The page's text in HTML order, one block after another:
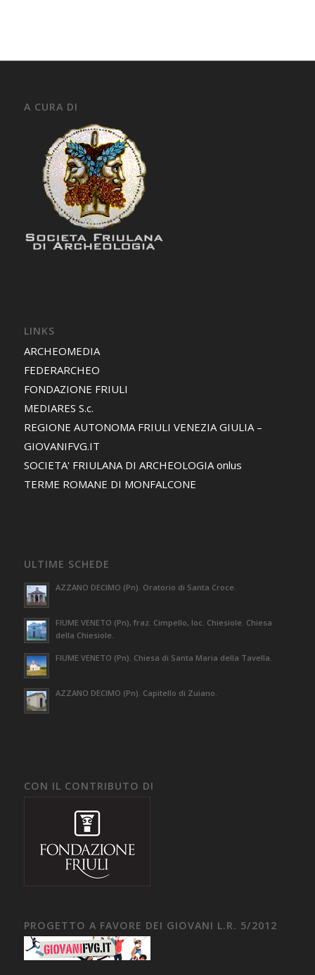
A CURA DI
LINKS
ARCHEOMEDIA
FEDERARCHEO
FONDAZIONE FRIULI
MEDIARES S.c.
REGIONE AUTONOMA FRIULI VENEZIA GIULIA –
GIOVANIFVG.IT
SOCIETA' FRIULANA DI ARCHEOLOGIA onlus
TERME ROMANE DI MONFALCONE
ULTIME SCHEDE
AZZANO DECIMO (Pn). Oratorio di Santa Croce.
FIUME VENETO (Pn), fraz. Cimpello, loc. Chiesiole. Chiesa
della Chiesiole.
FIUME VENETO (Pn). Chiesa di Santa Maria della Tavella.
AZZANO DECIMO (Pn). Capitello di Zuiano.
CON IL CONTRIBUTO DI
PROGETTO A FAVORE DEI GIOVANI L.R. 5/2012